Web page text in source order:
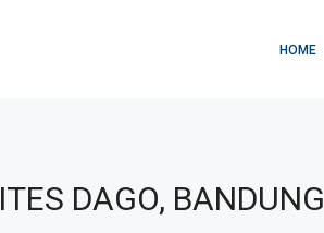
HOME
DAGO, BANDUNG